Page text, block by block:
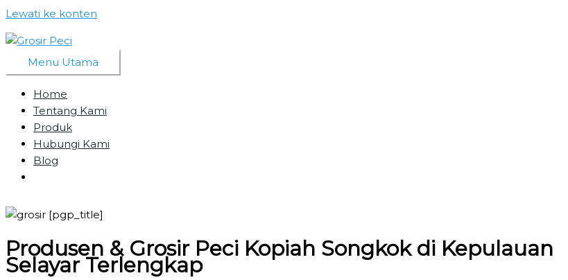
Lewati ke konten
Menu Utama
Home
Tentang Kami
Produk
Hubungi Kami
Blog
Produsen & Grosir Peci Kopiah Songkok di Kepulauan
Selayar Terlengkap